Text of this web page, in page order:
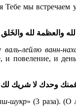
мы встречаем
والعظمة لله والخَلق
валь-лейлю ванн-
и повеление, и
وحدك لا شريك
шукр» (3 раза). (О